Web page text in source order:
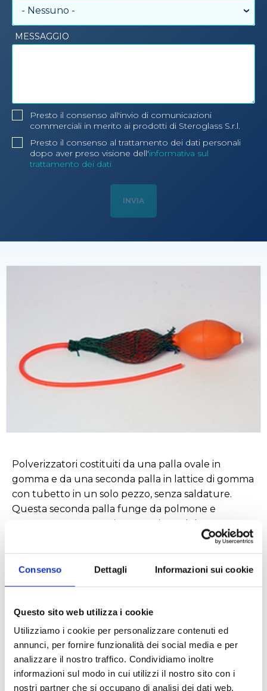
Consenso Dettagli Informazioni sui cookie
Questo sito web utilizza i cookie
Utilizziamo i cookie per personalizzare contenuti ed
annunci, per fornire funzionalità dei social media e per
analizzare il nostro traffico. Condividiamo inoltre
informazioni sul modo in cui utilizzi il nostro sito con i
nostri partner che si occupano di analisi dei dati web,
- Nessuno -
MESSAGGIO
Presto il consenso all'invio di comunicazioni
commerciali in merito ai prodotti di Steroglass S.r.l.
Presto il consenso al trattamento dei dati personali
dopo aver preso visione dell'informativa sul
trattamento dei dati
Polverizzatori costituiti da una palla ovale in
gomma e da una seconda palla in lattice di gomma
con tubetto in un solo pezzo, senza saldature.
Questa seconda palla funge da polmone e
consente una erogazione continua del getto.
Alimentare Ambientale
Biologico e diagnostico Chimico Cosmetico